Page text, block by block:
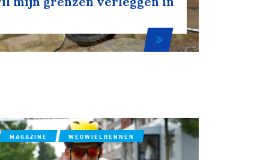
MAGAZINE WEGWIELRENNEN